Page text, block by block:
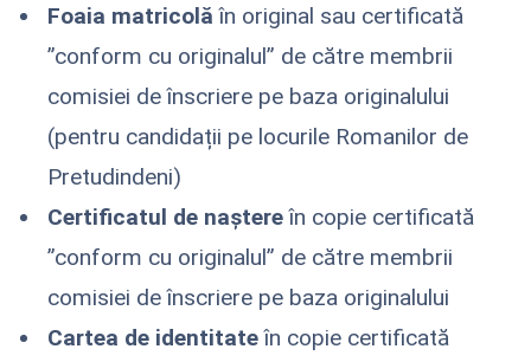
Foaia matricolă în original sau certificată
”conform cu originalul” de către membrii
comisiei de înscriere pe baza originalului
(pentru candidații pe locurile Romanilor de
Pretudindeni)
Certificatul de naștereîn copie certificată
”conform cu originalul” de către membrii
comisiei de înscriere pe baza originalului
Cartea de identitateîn copie certificată